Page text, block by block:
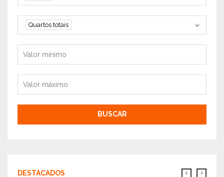
Quartos
Quartos totais
Valor mínimo
Valor máximo
BUSCAR
DESTACADOS